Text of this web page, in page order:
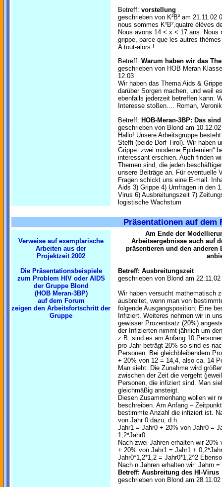
Betreff: vorstellung
geschrieben von K²B² am 21.11.02
nous sommes K²B²,quatre élèves
Nous avons 14 < x < 17 ans. Nous
grippe, parce que les autres
A tout-alors !
Betreff: Warum haben wir das
geschrieben von HOB Meran
12:03
Wir haben das Thema Aids &
darüber Sorgen machen, und weil
ebenfalls jederzeit betreffen kann.
Interesse stoßen.... Roman,
Betreff: HOB-Meran-3BP: Das
geschrieben von Blond am
Hallo! Unsere Arbeitsgruppe
Steffi (beide Dorf Tirol). Wir haben
Grippe: zwei moderne Epidemien“
interessant erschien. Auch finden
Themen sind, die jeden
unsere Beiträge an. Für eventuelle
Fragen schickt uns eine E-mail.
Aids 3) Grippe 4) Umfragen in den
Virus 6) Ausbreitungszeit 7)
logistische Wachstum
Präsentationen auf dem
Verweise auf exemplarische
Arbeiten aus der
Projektzeit 2002
Am Ende der
Arbeitsergebnisse auch auf
präsentieren und den
Die Präsentationsbeispiele
zum Problem HIV oder AIDS
der Gruppe Blond
(HOB Meran-3BP)
auf dem Forum
zeigen den Arbeitsfortschritt der
Gruppe
Betreff: Ausbreitungszeit
geschrieben von Blond am 22.11.02
Wir haben versucht mathematisch
ausbreitet, wenn man von
folgende Ausgangsposition: Eine
Infiziert. Weiteres nehmen wir in
gewisser Prozentsatz (20%)
der Infizierten nimmt jährlich um
z.B. sind es am Anfang 10
pro Jahr beträgt 20% so sind es
Personen. Bei gleichbleibendem
+ 20% von 12 = 14,4, also ca. 14
Man sieht: Die Zunahme wird
zwischen der Zeit die vergeht
Personen, die infiziert sind. Man
gleichmäßig ansteigt.
Diesen Zusammenhang wollen wir
beschreiben. Am Anfang –
bestimmte Anzahl die infiziert ist.
von Jahr 0 dazu, d.h.
Jahr1 = Jahr0 + 20% von Jahr0 =
1,2*Jahr0
Nach zwei Jahren erhalten wir
+ 20% von Jahr1 = Jahr1 +
Jahr0*1,2*1,2 = Jahr0*1,2^2
Nach n Jahren erhalten wir: Jahrn
Betreff: Ausbreitung des HI-Virus
geschrieben von Blond am 28.11.02